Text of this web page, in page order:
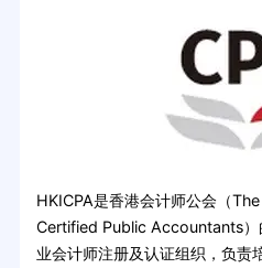
HKICPA是香港会计师公会（
Certified Public Accountants）
业会计师注册及认证组织，负责